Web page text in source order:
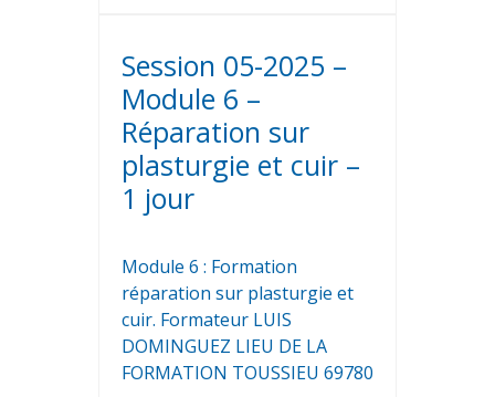
Session 05-2025 –
Module 6 –
Réparation sur
plasturgie et cuir –
1 jour
Module 6 : Formation
réparation sur plasturgie et
cuir. Formateur LUIS
DOMINGUEZ LIEU DE LA
FORMATION TOUSSIEU 69780